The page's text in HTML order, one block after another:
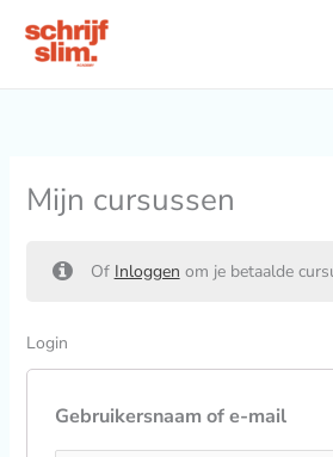
naar
Mijn cursussen
Of Inloggen om je betaalde
Login
Gebruikersnaam of e-mail